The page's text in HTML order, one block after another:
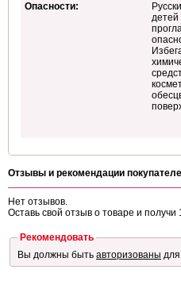
Опасности:
детей
Отзывы и рекомендации
Нет отзывов.
Оставь свой отзыв о товаре и получи
Рекомендовать
Вы должны быть авторизованы